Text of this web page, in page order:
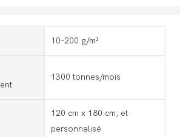
10-200 g/m²
1300 tonnes/mois
120 cm x 180 cm, et
personnalisé